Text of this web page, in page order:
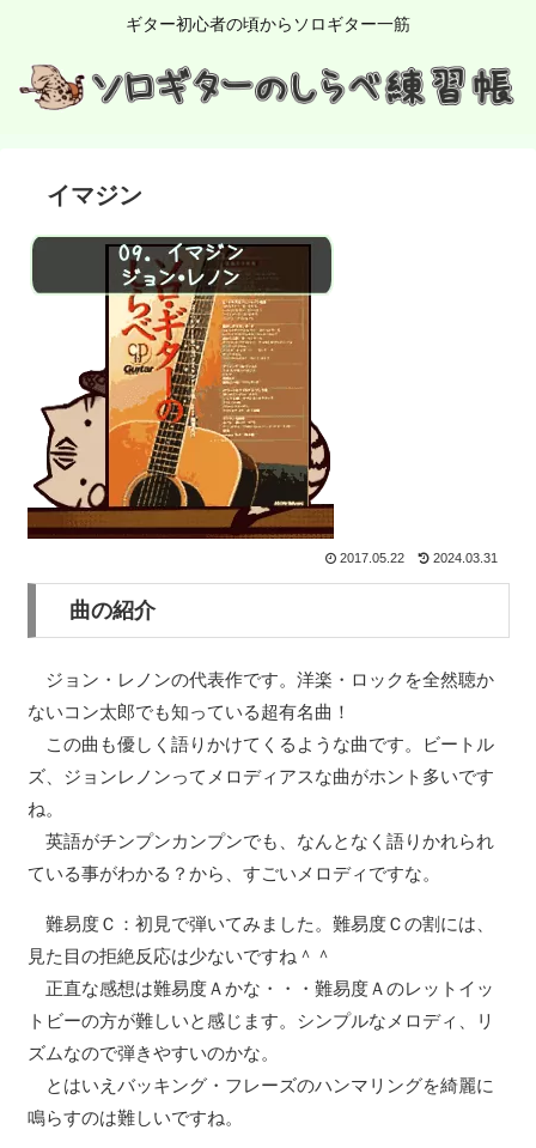
ギター初心者の頃からソロギター一筋
イマジン
2017.05.22 2024.03.31
曲の紹介
ジョン・レノンの代表作です。洋楽・ロックを全然聴か
ないコン太郎でも知っている超有名曲！
この曲も優しく語りかけてくるような曲です。ビートル
ズ、ジョンレノンってメロディアスな曲がホント多いです
ね。
英語がチンプンカンプンでも、なんとなく語りかれられ
ている事がわかる？から、すごいメロディですな。
難易度Ｃ：初見で弾いてみました。難易度Ｃの割には、
見た目の拒絶反応は少ないですね＾＾
正直な感想は難易度Ａかな・・・難易度Ａのレットイッ
トビーの方が難しいと感じます。シンプルなメロディ、リ
ズムなので弾きやすいのかな。
とはいえバッキング・フレーズのハンマリングを綺麗に
鳴らすのは難しいですね。